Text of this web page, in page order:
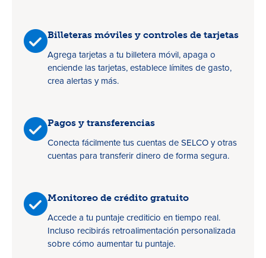
Billeteras móviles y controles de tarjetas
Agrega tarjetas a tu billetera móvil, apaga o
enciende las tarjetas, establece límites de gasto,
crea alertas y más.
Pagos y transferencias
Conecta fácilmente tus cuentas de SELCO y otras
cuentas para transferir dinero de forma segura.
Monitoreo de crédito gratuito
Accede a tu puntaje crediticio en tiempo real.
Incluso recibirás retroalimentación personalizada
sobre cómo aumentar tu puntaje.